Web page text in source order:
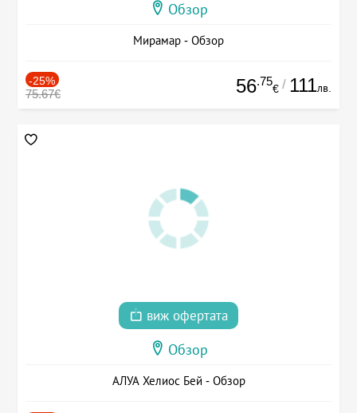
Обзор
Мирамар - Обзор
-25%
75.67€ 56.75
€ / 111лв.
виж офертата
Обзор
АЛУА Хелиос Бей - Обзор